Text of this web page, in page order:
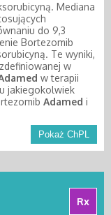
Mediana
do 9,3
Bortezomib
Te wyniki,
w
w terapii
jakiegokolwiek
Adamed i
Pokaż ChPL
Rx